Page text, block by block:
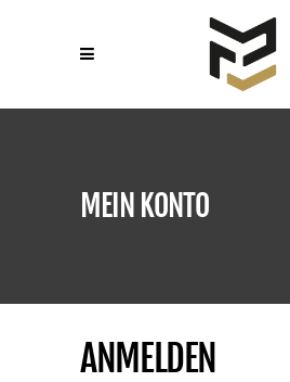
MEIN KONTO
ANMELDEN